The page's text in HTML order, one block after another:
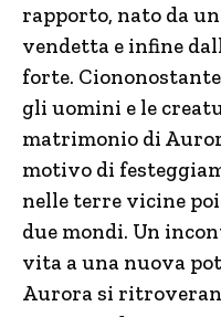
rapporto, nato da
vendetta e infine
forte. Ciononostante
gli uomini e le
matrimonio di
motivo di
nelle terre vicine
due mondi. Un
vita a una nuova
Aurora si